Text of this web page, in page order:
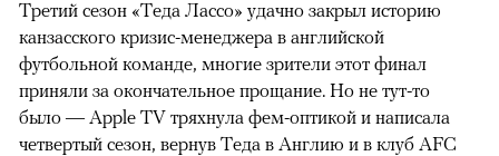
Третий сезон «Теда Лассо» удачно закрыл историю
канзасского кризис-менеджера в английской
футбольной команде, многие зрители этот финал
приняли за окончательное прощание. Но не тут-то
было — Apple TV тряхнула фем-оптикой и написала
четвертый сезон, вернув Теда в Англию и в клуб AFC